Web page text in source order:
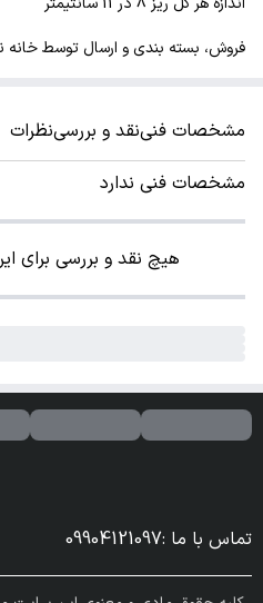
فروش، بسته بندی و ارسال توسط خانه
مشخصات فنینقد و بررسینظرات
مشخصات فنی ندارد
هیچ نقد و بررسی برای
تماس با ما :
09904121097